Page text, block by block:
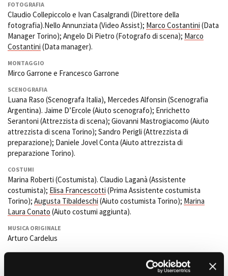
NEWS
CASTING
Bandi e gare
Contatti
Privacy
Cookie policy
Whistleblowing
Credits
FOTOGRAFIA
Claudio Collepiccolo e Ivan Casalgrandi (Direttore della
fotografia).Nello Annunziata (Video Assist); Marco Costantini (Data
Manager Torino); Angelo Di Pietro (Fotografo di scena); Marco
Costantini (Data manager).
MONTAGGIO
Mirco Garrone e Francesco Garrone
SCENOGRAFIA
Luana Raso (Scenografa Italia), Mercedes Alfonsin (Scenografia
Argentina). Jaime D’Ercole (Aiuto scenografo); Enrichetto
Serantoni (Attrezzista di scena); Giovanni Mastrogiacomo (Aiuto
attrezzista di scena Torino); Sandro Perigli (Attrezzista di
preparazione); Daniele Jovel Conta (Aiuto attrezzista di
preparazione Torino).
COSTUMI
Marina Roberti (Costumista). Claudio Laganà (Assistente
costumista); Elisa Francescotti (Prima Assistente costumista
Torino); Augusta Tibaldeschi (Aiuto costumista Torino); Marina
Laura Conato (Aiuto costumi aggiunta).
MUSICA ORIGINALE
Arturo Cardelus
SUONO
Ignacio Angel Goyen Stryjeck (Fonico); Stefano Sabatini (1°